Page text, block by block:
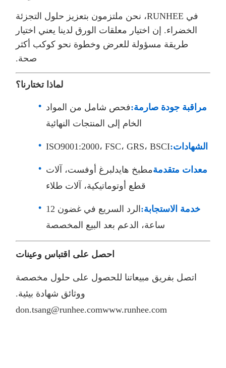
في RUNHEE، نحن ملتزمون بتعزيز حلول التجزئة
الخضراء. إن اختيار معلقات الورق لدينا يعني اختيار
طريقة مسؤولة للعرض وخطوة نحو كوكب أكثر
صحة.
لماذا تختارنا؟
مراقبة جودة صارمة:فحص شامل من المواد
الخام إلى المنتجات النهائية
الشهادات:ISO9001:2000، FSC، GRS، BSCI
معدات متقدمةمطبخ هايدلبرغ أوفست، آلات
قطع أوتوماتيكية، آلات طلاء
خدمة الاستجابة:
الرد السريع في غضون 12
ساعة، الدعم بعد البيع المخصصة
احصل على اقتباس وعينات
اتصل بفريق مبيعاتنا للحصول على حلول مخصصة
ووثائق شهادة بيئية.
don.tsang@runhee.comwww.runhee.com